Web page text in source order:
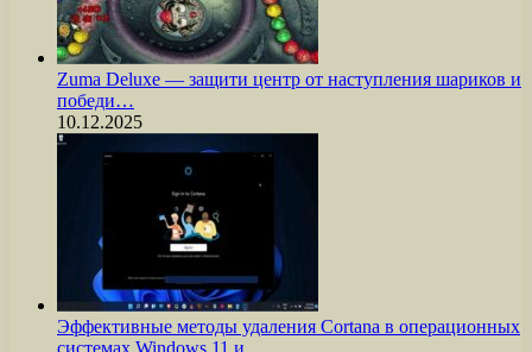
Zuma Deluxe — защити центр от наступления шариков и
победи…
10.12.2025
Эффективные методы удаления Cortana в операционных
системах Windows 11 и…